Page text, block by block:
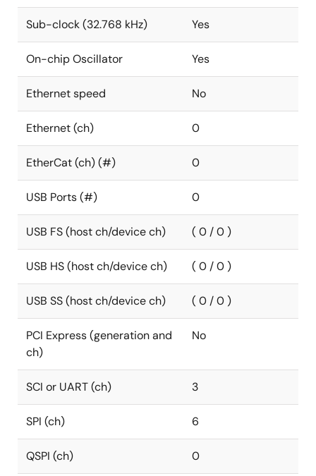
Sub-clock (32.768 kHz) Yes
On-chip Oscillator Yes
Ethernet speed No
Ethernet (ch) 0
EtherCat (ch) (#) 0
USB Ports (#) 0
USB FS (host ch/device ch) ( 0 / 0 )
USB HS (host ch/device ch) ( 0 / 0 )
USB SS (host ch/device ch) ( 0 / 0 )
PCI Express (generation and
ch)
No
SCI or UART (ch) 3
SPI (ch) 6
QSPI (ch) 0